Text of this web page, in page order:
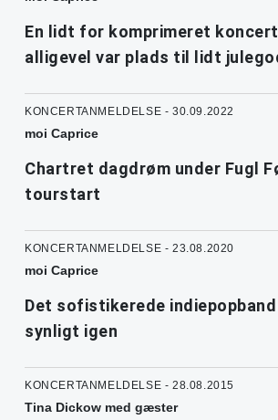
En lidt for komprimeret
alligevel var plads til lidt
KONCERTANMELDELSE - 30.09.2022
moi Caprice
Chartret dagdrøm under Fugl
tourstart
KONCERTANMELDELSE - 23.08.2020
moi Caprice
Det sofistikerede indiepopband
synligt igen
KONCERTANMELDELSE - 28.08.2015
Tina Dickow med gæster